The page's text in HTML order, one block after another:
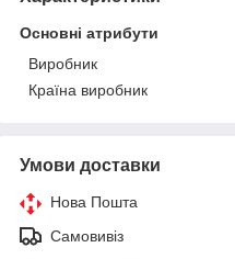
Основні атрибути
Виробник
Країна виробник
Умови доставки
Нова Пошта
Самовивіз